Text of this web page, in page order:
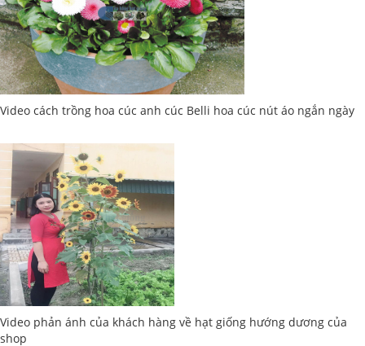
Video cách trồng hoa cúc anh cúc Belli hoa cúc nút áo ngắn ngày
Video phản ánh của khách hàng về hạt giống hướng dương của
shop